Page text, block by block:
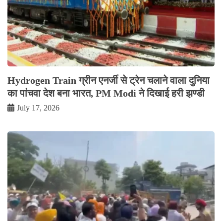
Hydrogen Train ग्रीन एनर्जी से ट्रेन चलाने वाला दुनिया
का पांचवा देश बना भारत, PM Modi ने दिखाई हरी झण्डी
July 17, 2026